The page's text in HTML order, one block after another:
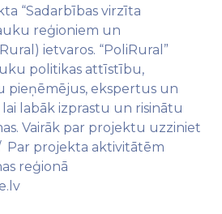
“Sadarbības virzīta
reģioniem un
ietvaros. “PoliRural”
politikas attīstību,
pieņēmējus, ekspertus un
labāk izprastu un risinātu
Vairāk par projektu uzziniet
Par projekta aktivitātēm
reģionā